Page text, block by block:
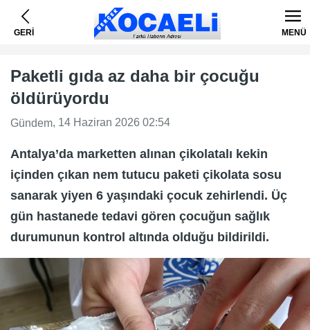
GERİ MENÜ
Paketli gıda az daha bir çocuğu
öldürüyordu
Gündem, 14 Haziran 2026 02:54
Antalya’da marketten alınan çikolatalı kekin
içinden çıkan nem tutucu paketi çikolata sosu
sanarak yiyen 6 yaşındaki çocuk zehirlendi. Üç
gün hastanede tedavi gören çocuğun sağlık
durumunun kontrol altında olduğu bildirildi.